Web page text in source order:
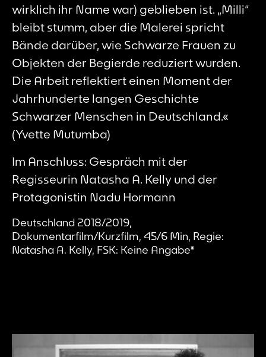
wirklich ihr Name war) geblieben ist. „Milli“
bleibt stumm, aber die Malerei spricht
Bände darüber, wie Schwarze Frauen zu
Objekten der Begierde reduziert wurden.
Die Arbeit reflektiert einen Moment der
Jahrhunderte langen Geschichte
Schwarzer Menschen in Deutschland.«
(Yvette Mutumba)
Im Anschluss: Gespräch mit der
Regisseurin Natasha A. Kelly und der
Protagonistin Nadu Hormann
Deutschland 2018/2019,
Dokumentarfilm/Kurzfilm, 45/6 Min, Regie:
Natasha A. Kelly, FSK: Keine Angabe*